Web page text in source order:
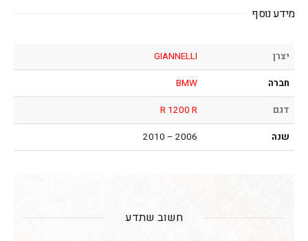
מידע נוסף
יצרן
GIANNELLI
חברה
BMW
דגם
R 1200 R
שנה
2006 – 2010
חשוב שתדע